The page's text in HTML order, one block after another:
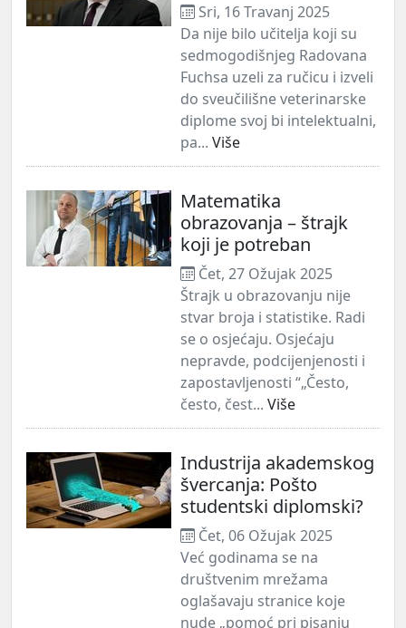
Sri, 16 Travanj 2025
Da nije bilo učitelja koji su
sedmogodišnjeg Radovana
Fuchsa uzeli za ručicu i izveli
do sveučilišne veterinarske
diplome svoj bi intelektualni,
pa... Više
Matematika
obrazovanja – štrajk
koji je potreban
Čet, 27 Ožujak 2025
Štrajk u obrazovanju nije
stvar broja i statistike. Radi
se o osjećaju. Osjećaju
nepravde, podcijenjenosti i
zapostavljenosti “„Često,
često, čest... Više
Industrija akademskog
švercanja: Pošto
studentski diplomski?
Čet, 06 Ožujak 2025
Već godinama se na
društvenim mrežama
oglašavaju stranice koje
nude „pomoć pri pisanju